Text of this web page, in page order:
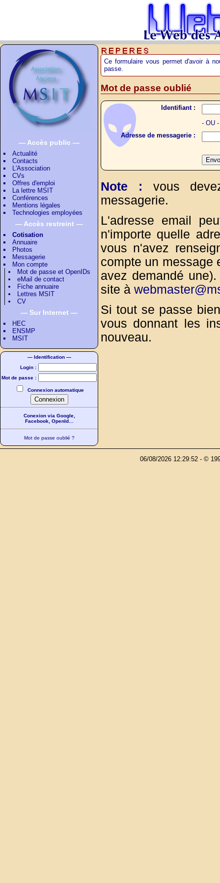
— Accès public —
Actualité
Contacts
L'Association
CVs
Offres d'emploi
La lettre MSIT
Conférences
Mentions légales
Technologies employées
— Accès restreint —
Cotisation
Annuaire
Photos
Messagerie
Mon compte
Mot de passe et OpenIDs
eMail de contact
Fiche annuaire
Lettres MSIT
CV
— Sur Internet —
HEC
ENSMP
MSIT
— Identification —
Login :
Mot de passe :
Connexion automatique
Conexion via Google,
Facebook, OpenId…
Mot de passe oublié ?
Ce formulaire vous permet d'avoir à
passe.
Mot de passe oublié
Identifiant :
- OU -
Adresse de messagerie :
Note : vous
messagerie.
L'adresse email
n'importe quelle
vous n'avez
compte un message
avez demandé
site à
Si tout se passe
vous donnant les
nouveau.
06/08/2026 12:29:52 - ©